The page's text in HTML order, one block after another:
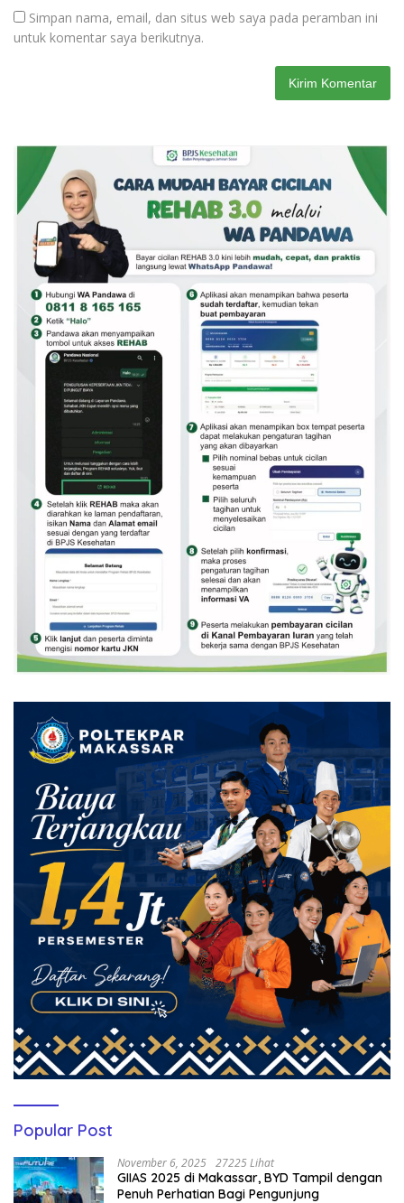
Simpan nama, email, dan situs web saya pada peramban ini
untuk komentar saya berikutnya.
Popular Post
November 6, 2025 27225 Lihat
GIIAS 2025 di Makassar, BYD Tampil dengan
Penuh Perhatian Bagi Pengunjung